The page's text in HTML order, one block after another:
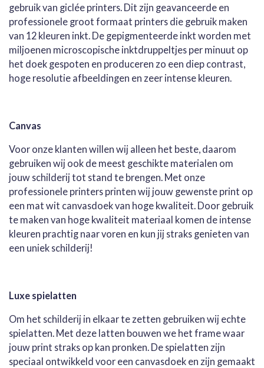
gebruik van giclée printers. Dit zijn geavanceerde en
professionele groot formaat printers die gebruik maken
van 12 kleuren inkt. De gepigmenteerde inkt worden met
miljoenen microscopische inktdruppeltjes per minuut op
het doek gespoten en produceren zo een diep contrast,
hoge resolutie afbeeldingen en zeer intense kleuren.
Canvas
Voor onze klanten willen wij alleen het beste, daarom
gebruiken wij ook de meest geschikte materialen om
jouw schilderij tot stand te brengen. Met onze
professionele printers printen wij jouw gewenste print op
een mat wit canvasdoek van hoge kwaliteit. Door gebruik
te maken van hoge kwaliteit materiaal komen de intense
kleuren prachtig naar voren en kun jij straks genieten van
een uniek schilderij!
Luxe spielatten
Om het schilderij in elkaar te zetten gebruiken wij echte
spielatten. Met deze latten bouwen we het frame waar
jouw print straks op kan pronken. De spielatten zijn
speciaal ontwikkeld voor een canvasdoek en zijn gemaakt